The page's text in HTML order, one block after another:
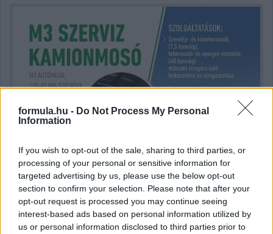
formula.hu - Do Not Process My Personal
Information
If you wish to opt-out of the sale, sharing to third parties, or
processing of your personal or sensitive information for
targeted advertising by us, please use the below opt-out
section to confirm your selection. Please note that after your
opt-out request is processed you may continue seeing
interest-based ads based on personal information utilized by
us or personal information disclosed to third parties prior to
Kövess minket a Facebookon